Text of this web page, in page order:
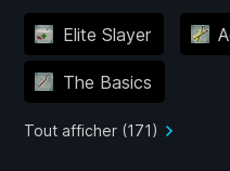
Elite Slayer
The Basics
Tout afficher (171)